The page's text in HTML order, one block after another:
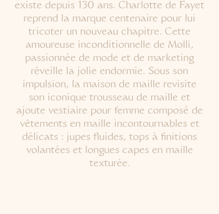
existe depuis 130 ans. Charlotte de Fayet
reprend la marque centenaire pour lui
tricoter un nouveau chapitre. Cette
amoureuse inconditionnelle de Molli,
passionnée de mode et de marketing
réveille la jolie endormie. Sous son
impulsion, la maison de maille revisite
son iconique trousseau de maille et
ajoute vestiaire pour femme composé de
vêtements en maille incontournables et
délicats : jupes fluides, tops à finitions
volantées et longues capes en maille
texturée.